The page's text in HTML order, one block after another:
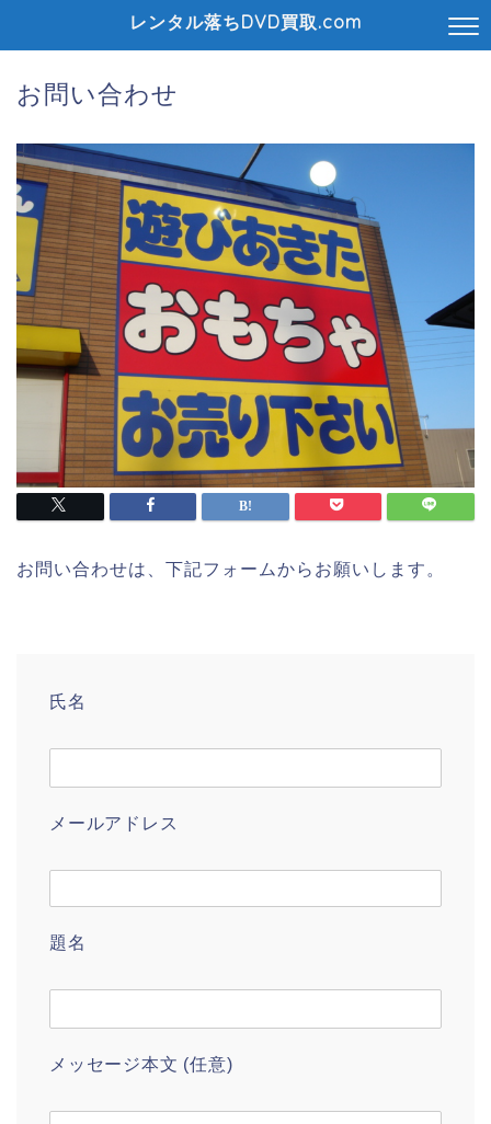
レンタル落ちDVD買取.com
お問い合わせ
お問い合わせは、下記フォームからお願いします。
氏名
メールアドレス
題名
メッセージ本文 (任意)